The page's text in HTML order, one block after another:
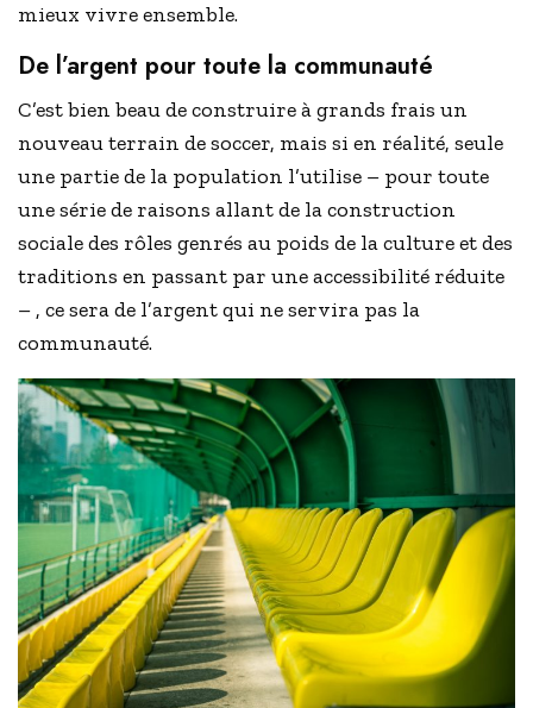
mieux vivre ensemble.
De l’argent pour toute la communauté
C’est bien beau de construire à grands frais un
nouveau terrain de soccer, mais si en réalité, seule
une partie de la population l’utilise – pour toute
une série de raisons allant de la construction
sociale des rôles genrés au poids de la culture et des
traditions en passant par une accessibilité réduite
– , ce sera de l’argent qui ne servira pas la
communauté.